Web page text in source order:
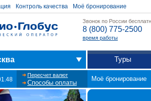
Контроль качества Моё бронирование
Звонок по России
8 (800) 775-2500
время работы
Туры
Пересчет валют
Способы оплаты
Моё бронирование